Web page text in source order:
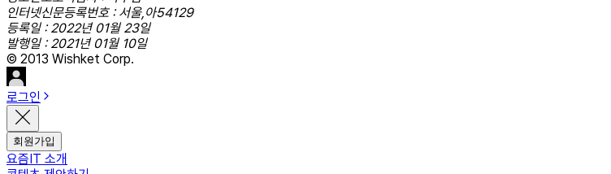
인터넷신문등록번호 : 서울,아54129
등록일 : 2022년 01월 23일
발행일 : 2021년 01월 10일
© 2013 Wishket Corp.
로그인
회원가입
요즘IT 소개